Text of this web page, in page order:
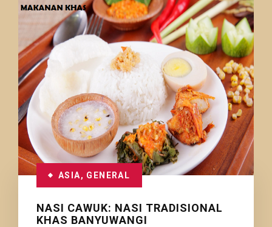
ASIA, GENERAL
NASI CAWUK: NASI TRADISIONAL
KHAS BANYUWANGI